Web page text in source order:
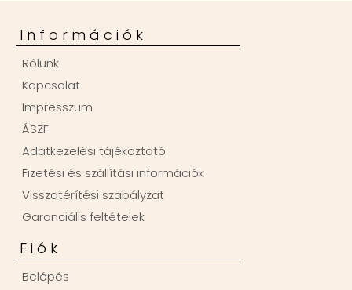
Információk
Rólunk
Kapcsolat
Impresszum
ÁSZF
Adatkezelési tájékoztató
Fizetési és szállítási információk
Visszatérítési szabályzat
Garanciális feltételek
Fiók
Belépés